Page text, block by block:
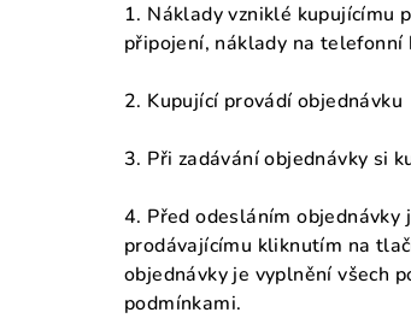
1. Náklady vzniklé kupujícímu
připojení, náklady na telefonní
2. Kupující provádí
3. Při zadávání objednávky si
4. Před odesláním
prodávajícímu kliknutím na
objednávky je vyplnění všech
podmínkami.